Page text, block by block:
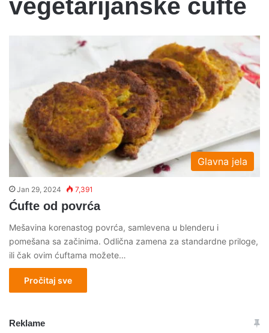
vegetarijanske cufte
Glavna jela
Jan 29, 2024 7,391
Ćufte od povrća
Mešavina korenastog povrća, samlevena u blenderu i
pomešana sa začinima. Odlična zamena za standardne priloge,
ili čak ovim ćuftama možete…
Pročitaj sve
Reklame